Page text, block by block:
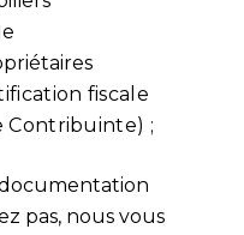
fiscale
Contribuinte) ;
documentation
pas, nous vous